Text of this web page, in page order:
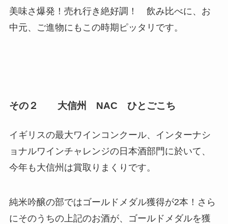
美味さ爆発！売れ行き絶好調！ 飲み比べに、お
中元、ご進物にもこの時期ピッタリです。
その２ 大信州 NAC ひとごこち
イギリスの最大ワインコンクール、インターナシ
ョナルワインチャレンジの日本酒部門に於いて、
今年も大信州は賞取りまくりです。
純米吟醸の部ではゴールドメダル獲得が2本！さら
にそのうちの上記のお酒が、ゴールドメダルを獲